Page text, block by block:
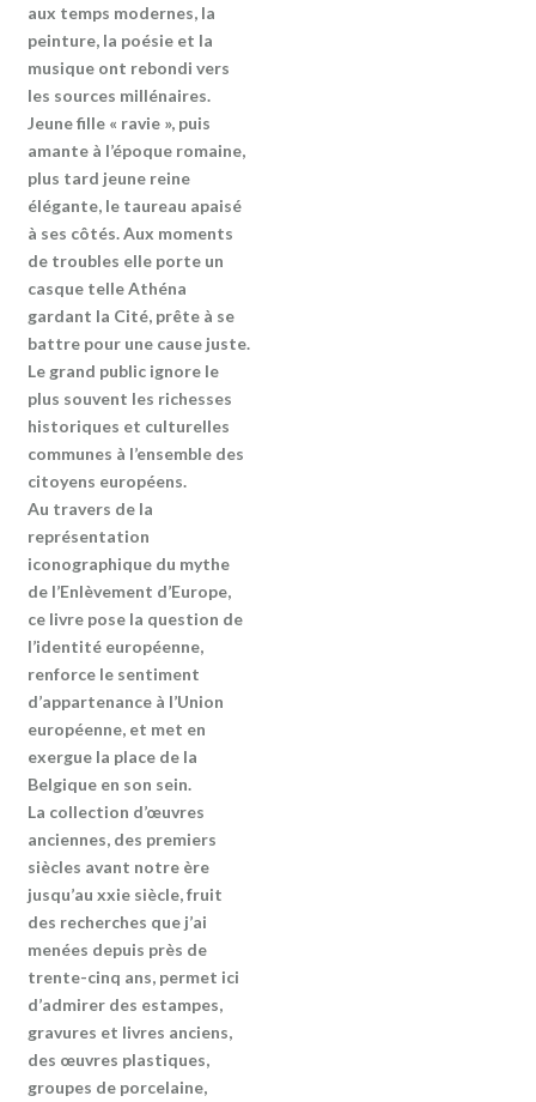
aux temps modernes, la
peinture, la poésie et la
musique ont rebondi vers
les sources millénaires.
Jeune fille « ravie », puis
amante à l’époque romaine,
plus tard jeune reine
élégante, le taureau apaisé
à ses côtés. Aux moments
de troubles elle porte un
casque telle Athéna
gardant la Cité, prête à se
battre pour une cause juste.
Le grand public ignore le
plus souvent les richesses
historiques et culturelles
communes à l’ensemble des
citoyens européens.
Au travers de la
représentation
iconographique du mythe
de l’Enlèvement d’Europe,
ce livre pose la question de
l’identité européenne,
renforce le sentiment
d’appartenance à l’Union
européenne, et met en
exergue la place de la
Belgique en son sein.
La collection d’œuvres
anciennes, des premiers
siècles avant notre ère
jusqu’au xxie siècle, fruit
des recherches que j’ai
menées depuis près de
trente-cinq ans, permet ici
d’admirer des estampes,
gravures et livres anciens,
des œuvres plastiques,
groupes de porcelaine,